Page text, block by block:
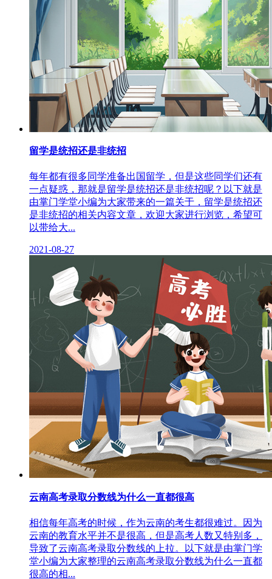
留学是统招还是非统招
每年都有很多同学准备出国留学，但是这些同学们还有
一点疑惑，那就是留学是统招还是非统招呢？以下就是
由掌门学堂小编为大家带来的一篇关于，留学是统招还
是非统招的相关内容文章，欢迎大家进行浏览，希望可
以带给大...
2021-08-27
云南高考录取分数线为什么一直都很高
相信每年高考的时候，作为云南的考生都很难过。因为
云南的教育水平并不是很高，但是高考人数又特别多，
导致了云南高考录取分数线的上拉。以下就是由掌门学
堂小编为大家整理的云南高考录取分数线为什么一直都
很高的相...